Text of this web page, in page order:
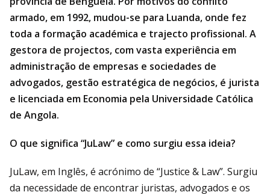
armado, em 1992, mudou-se para Luanda, onde fez
toda a formação académica e trajecto profissional. A
gestora de projectos, com vasta experiência em
administração de empresas e sociedades de
advogados, gestão estratégica de negócios, é jurista
e licenciada em Economia pela Universidade Católica
de Angola.
O que significa “JuLaw” e como surgiu essa ideia?
JuLaw, em Inglês, é acrónimo de “Justice & Law”. Surgiu
da necessidade de encontrar juristas, advogados e os